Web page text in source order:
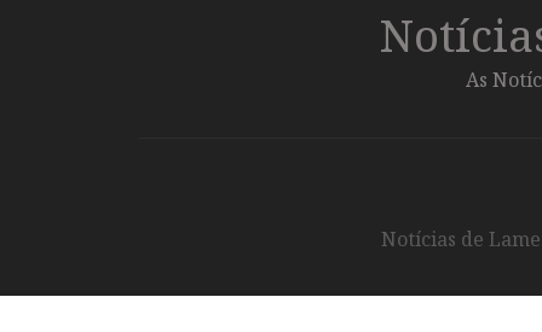
As
Notícias de